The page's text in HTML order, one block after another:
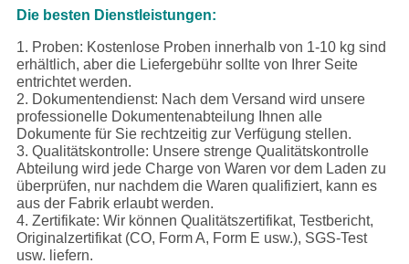
Die besten Dienstleistungen:
1. Proben: Kostenlose Proben innerhalb von 1-10 kg sind
erhältlich, aber die Liefergebühr sollte von Ihrer Seite
entrichtet werden.
2. Dokumentendienst: Nach dem Versand wird unsere
professionelle Dokumentenabteilung Ihnen alle
Dokumente für Sie rechtzeitig zur Verfügung stellen.
3. Qualitätskontrolle: Unsere strenge Qualitätskontrolle
Abteilung wird jede Charge von Waren vor dem Laden zu
überprüfen, nur nachdem die Waren qualifiziert, kann es
aus der Fabrik erlaubt werden.
4. Zertifikate: Wir können Qualitätszertifikat, Testbericht,
Originalzertifikat (CO, Form A, Form E usw.), SGS-Test
usw. liefern.